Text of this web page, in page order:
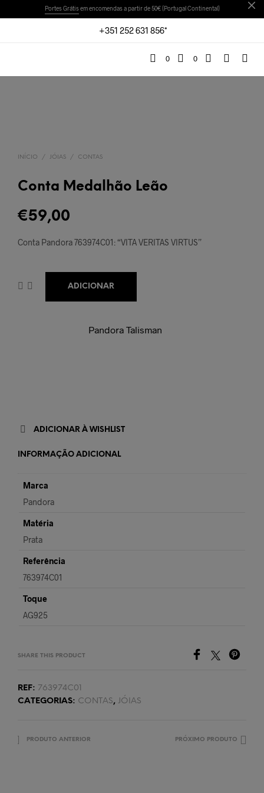
Portes Grátisem encomendas a partir de 50€ (Portugal Continental)
+351 252 631 856*
0 0
INÍCIO / JÓIAS / CONTAS
Conta Medalhão Leão
€59,00
Conta Pandora 763974C01: “VITA VERITAS VIRTUS”
ADICIONAR
Pandora Talisman
ADICIONAR À WISHLIST
INFORMAÇÃO ADICIONAL
Marca
Pandora
Matéria
Prata
Referência
763974C01
Toque
AG925
SHARE THIS PRODUCT
REF: 763974C01
CATEGORIAS: CONTAS, JÓIAS
PRODUTO ANTERIOR PRÓXIMO PRODUTO